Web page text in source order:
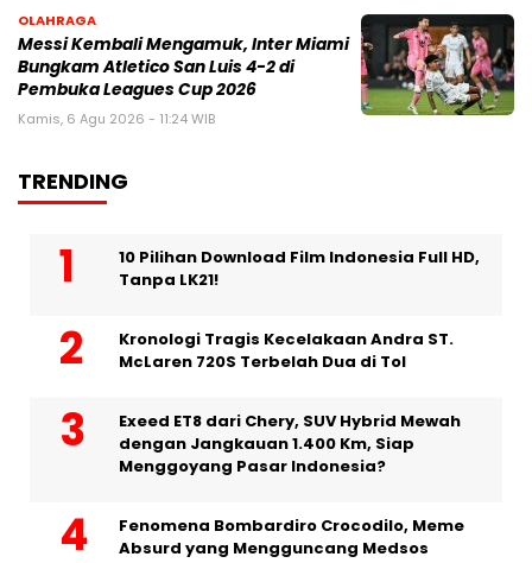
OLAHRAGA
Messi Kembali Mengamuk, Inter Miami
Bungkam Atletico San Luis 4-2 di
Pembuka Leagues Cup 2026
Kamis, 6 Agu 2026 - 11:24 WIB
TRENDING
10 Pilihan Download Film Indonesia Full HD,
Tanpa LK21!
Kronologi Tragis Kecelakaan Andra ST.
McLaren 720S Terbelah Dua di Tol
Exeed ET8 dari Chery, SUV Hybrid Mewah
dengan Jangkauan 1.400 Km, Siap
Menggoyang Pasar Indonesia?
Fenomena Bombardiro Crocodilo, Meme
Absurd yang Mengguncang Medsos